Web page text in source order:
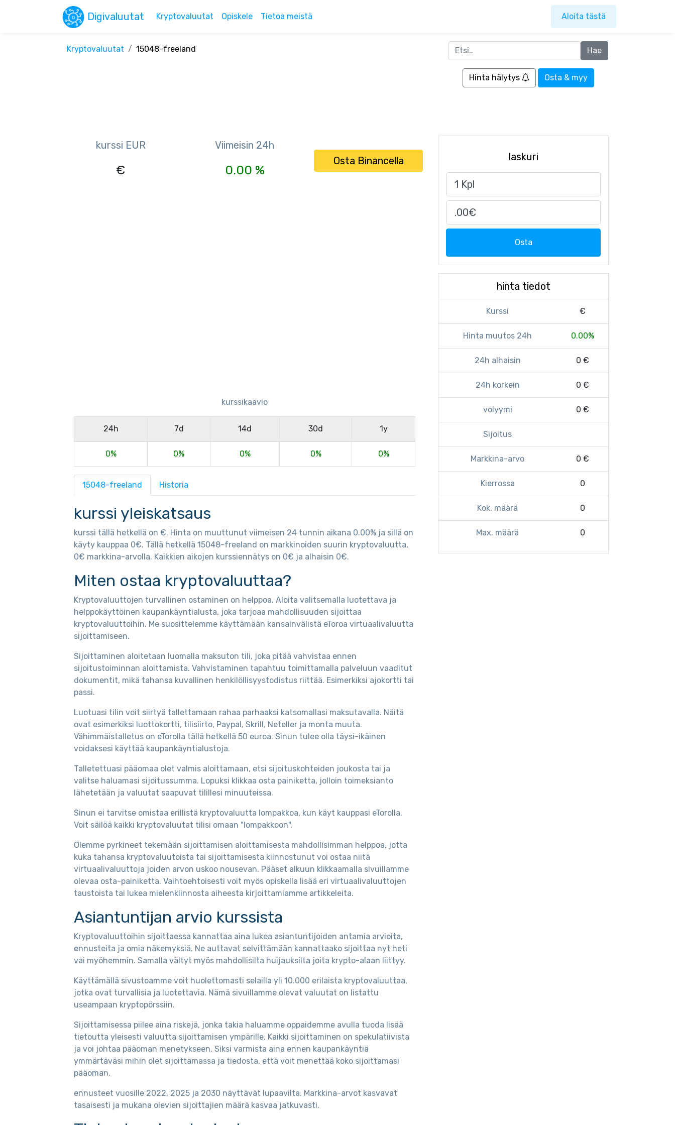
Digivaluutat Kryptovaluutat Opiskele Tietoa meistä Aloita tästä
Kryptovaluutat 15048-freeland
Hinta hälytys Osta & myy
kurssi EUR
€
Viimeisin 24h
0.00 %
Osta Binancella
kurssikaavio
24h 7d 14d 30d 1y
0% 0% 0% 0% 0%
15048-freeland Historia
kurssi yleiskatsaus
kurssi tällä hetkellä on €. Hinta on muuttunut viimeisen 24 tunnin aikana 0.00% ja sillä on
käyty kauppaa 0€. Tällä hetkellä 15048-freeland on markkinoiden suurin kryptovaluutta,
0€ markkina-arvolla. Kaikkien aikojen kurssiennätys on 0€ ja alhaisin 0€.
Miten ostaa kryptovaluuttaa?
Kryptovaluuttojen turvallinen ostaminen on helppoa. Aloita valitsemalla luotettava ja
helppokäyttöinen kaupankäyntialusta, joka tarjoaa mahdollisuuden sijoittaa
kryptovaluuttoihin. Me suosittelemme käyttämään kansainvälistä eToroa virtuaalivaluutta
sijoittamiseen.
Sijoittaminen aloitetaan luomalla maksuton tili, joka pitää vahvistaa ennen
sijoitustoiminnan aloittamista. Vahvistaminen tapahtuu toimittamalla palveluun vaaditut
dokumentit, mikä tahansa kuvallinen henkilöllisyystodistus riittää. Esimerkiksi ajokortti tai
passi.
Luotuasi tilin voit siirtyä tallettamaan rahaa parhaaksi katsomallasi maksutavalla. Näitä
ovat esimerkiksi luottokortti, tilisiirto, Paypal, Skrill, Neteller ja monta muuta.
Vähimmäistalletus on eTorolla tällä hetkellä 50 euroa. Sinun tulee olla täysi-ikäinen
voidaksesi käyttää kaupankäyntialustoja.
Talletettuasi pääomaa olet valmis aloittamaan, etsi sijoituskohteiden joukosta tai ja
valitse haluamasi sijoitussumma. Lopuksi klikkaa osta painiketta, jolloin toimeksianto
lähetetään ja valuutat saapuvat tilillesi minuuteissa.
Sinun ei tarvitse omistaa erillistä kryptovaluutta lompakkoa, kun käyt kauppasi eTorolla.
Voit säilöä kaikki kryptovaluutat tilisi omaan "lompakkoon".
Olemme pyrkineet tekemään sijoittamisen aloittamisesta mahdollisimman helppoa, jotta
kuka tahansa kryptovaluutoista tai sijoittamisesta kiinnostunut voi ostaa niitä
virtuaalivaluuttoja joiden arvon uskoo nousevan. Pääset alkuun klikkaamalla sivuillamme
olevaa osta-painiketta. Vaihtoehtoisesti voit myös opiskella lisää eri virtuaalivaluuttojen
taustoista tai lukea mielenkiinnosta aiheesta kirjoittamiamme artikkeleita.
Asiantuntijan arvio kurssista
Kryptovaluuttoihin sijoittaessa kannattaa aina lukea asiantuntijoiden antamia arvioita,
ennusteita ja omia näkemyksiä. Ne auttavat selvittämään kannattaako sijoittaa nyt heti
vai myöhemmin. Samalla vältyt myös mahdollisilta huijauksilta joita krypto-alaan liittyy.
Käyttämällä sivustoamme voit huolettomasti selailla yli 10.000 erilaista kryptovaluuttaa,
jotka ovat turvallisia ja luotettavia. Nämä sivuillamme olevat valuutat on listattu
useampaan kryptopörssiin.
Sijoittamisessa piilee aina riskejä, jonka takia haluamme oppaidemme avulla tuoda lisää
tietoutta yleisesti valuutta sijoittamisen ympärille. Kaikki sijoittaminen on spekulatiivista
ja voi johtaa pääoman menetykseen. Siksi varmista aina ennen kaupankäyntiä
ymmärtäväsi mihin olet sijoittamassa ja tiedosta, että voit menettää koko sijoittamasi
pääoman.
ennusteet vuosille 2022, 2025 ja 2030 näyttävät lupaavilta. Markkina-arvot kasvavat
tasaisesti ja mukana olevien sijoittajien määrä kasvaa jatkuvasti.
laskuri
Osta
hinta tiedot
Kurssi €
Hinta muutos 24h 0.00%
24h alhaisin 0 €
24h korkein 0 €
volyymi 0 €
Sijoitus
Markkina-arvo 0 €
Kierrossa 0
Kok. määrä 0
Max. määrä 0